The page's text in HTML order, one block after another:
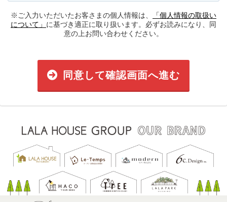
※ご入力いただいたお客さまの個人情報は、
「個人情報の取扱い
について」 に基づき適正に取り扱います。必ずお読みになり、同
意の上お問い合わせください。
同意して確認画面へ進む